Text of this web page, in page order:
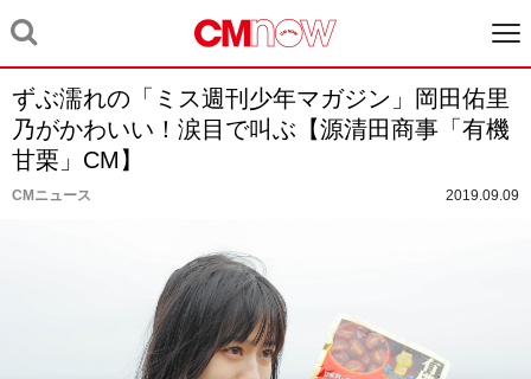
ずぶ濡れの「ミス週刊少年マガジン」岡田佑里
乃がかわいい！涙目で叫ぶ【源清田商事「有機
甘栗」CM】
CMニュース 2019.09.09